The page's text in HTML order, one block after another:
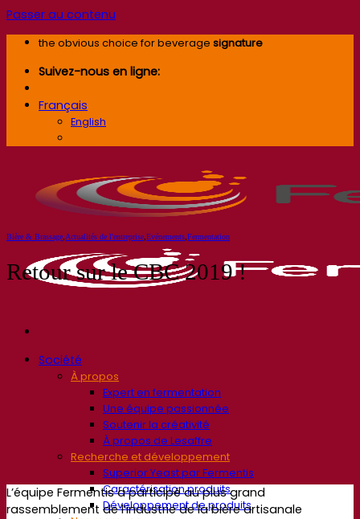
Passer au contenu
the obvious choice for beverage signature
Suivez-nous en ligne:
Français
English
Société
À propos
Expert en fermentation
Une équipe passionnée
Soutenir la créativité
À propos de Lesaffre
Recherche et développement
Superior Yeast par Fermentis
Caractérisation produits
Développement de produits
Bière & Brassage Actualités de l'entreprise Evénements Fermentation
Retour sur le CBC 2019 !
L’équipe Fermentis a participé au plus grand
rassemblement de l’industrie de la bière artisanale